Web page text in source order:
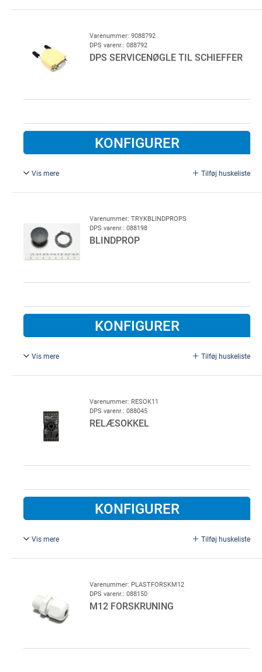
Adapter Ø 25 mm, koblingskasse. Fotocellekit til
meter og RX; 1 meter. Inklusiv adapter til Ø 25 mm, samt
koblingskasse
Varenummer: 9088792
DPS varenr.: 088792
DPS SERVICENØGLE TIL SCHIEFFER
KONFIGURER
Vis mere Tilføj huskeliste
9-polet dongle til service menu.
Varenummer: TRYKBLINDPROPS
DPS varenr.: 088198
BLINDPROP
KONFIGURER
Vis mere Tilføj huskeliste
Varenummer: RESOK11
DPS varenr.: 088045
RELÆSOKKEL
KONFIGURER
Vis mere Tilføj huskeliste
Varenummer: PLASTFORSKM12
DPS varenr.: 088150
M12 FORSKRUNING